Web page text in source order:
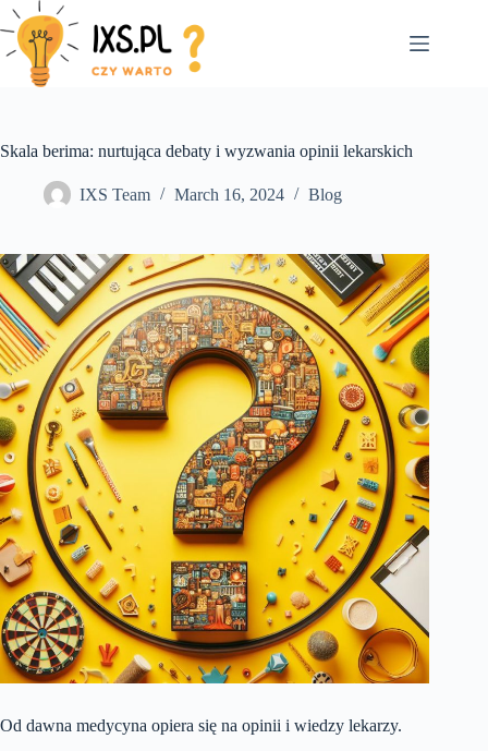
Skip
to
content
Skala berima: nurtująca debaty i wyzwania opinii lekarskich
IXS Team March 16, 2024 Blog
Od dawna medycyna opiera się na opinii i wiedzy lekarzy.